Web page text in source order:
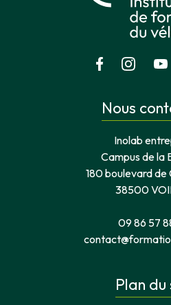
Nous
Inolab
Campus de la
180 boulevard de
38500
09 86 57
Plan du